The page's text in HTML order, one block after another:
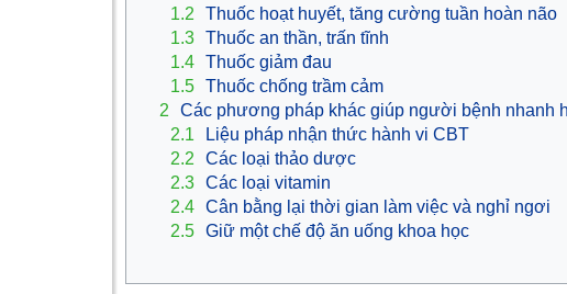
1.2
Thuốc hoạt huyết, tăng cường tuần hoàn não
1.3 Thuốc an thần, trấn tĩnh
1.4 Thuốc giảm đau
1.5 Thuốc chống trầm cảm
2
Các phương pháp khác giúp người bệnh nhanh
2.1
Liệu pháp nhận thức hành vi CBT
2.2
Các loại thảo dược
2.3 Các loại vitamin
2.4 Cân bằng lại thời gian làm việc và nghỉ ngơi
2.5 Giữ một chế độ ăn uống khoa học